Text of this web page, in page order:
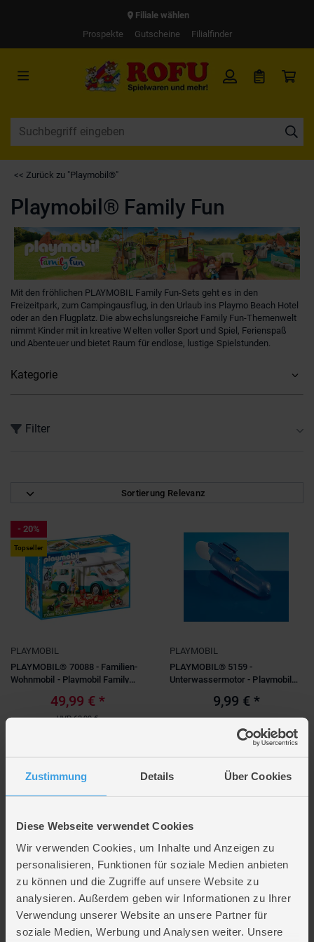
Zustimmung Details Über Cookies
Diese Webseite verwendet Cookies
Wir verwenden Cookies, um Inhalte und Anzeigen zu
personalisieren, Funktionen für soziale Medien anbieten
zu können und die Zugriffe auf unsere Website zu
analysieren. Außerdem geben wir Informationen zu Ihrer
Verwendung unserer Website an unsere Partner für
soziale Medien, Werbung und Analysen weiter. Unsere
Filiale wählen
Prospekte
Gutscheine Filialfinder
<< Zurück zu "Playmobil®"
Playmobil® Family Fun
Mit den fröhlichen PLAYMOBIL Family Fun-Sets geht es in den
Freizeitpark, zum Campingausflug, in den Urlaub ins Playmo Beach Hotel
oder an den Flugplatz. Die abwechslungsreiche Family Fun-Themenwelt
nimmt Kinder mit in kreative Welten voller Sport und Spiel, Ferienspaß
und Abenteuer und bietet Raum für endlose, lustige Spielstunden.
Kategorie
Filter
PLAYMOBIL®(2)
PLAYMOBIL® Family Fun
Preis
Altersempfehlung
7-9 Jahre
10-12 Jahre
Für wen?
Kinder(1)
Sortierung Relevanz
- 20%
Topseller
PLAYMOBIL
PLAYMOBIL® 70088 - Familien-
Wohnmobil - Playmobil Family
49,99 € *
UVP 62,99 €
PLAYMOBIL
PLAYMOBIL® 5159 -
Unterwassermotor - Playmobil
9,99 € *
Verfügbarkeit in deiner Filiale
PLAYMOBIL
Playmobil® 71425 - Zelten -
Playmobil® Family Fun